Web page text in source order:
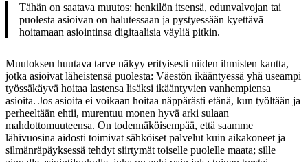
Tähän on saatava muutos: henkilön itsensä, edunvalvojan tai
puolesta asioivan on halutessaan ja pystyessään kyettävä
hoitamaan asiointinsa digitaalisia väyliä pitkin.
Muutoksen huutava tarve näkyy erityisesti niiden ihmisten kautta,
jotka asioivat läheistensä puolesta: Väestön ikääntyessä yhä useampi
työssäkäyvä hoitaa lastensa lisäksi ikääntyvien vanhempiensa
asioita. Jos asioita ei voikaan hoitaa näppärästi etänä, kun työltään ja
perheeltään ehtii, murentuu monen hyvä arki sulaan
mahdottomuuteensa. On todennäköisempää, että saamme
lähivuosina aidosti toimivat sähköiset palvelut kuin aikakoneet ja
silmänräpäyksessä tehdyt siirtymät toiselle puolelle maata; sille